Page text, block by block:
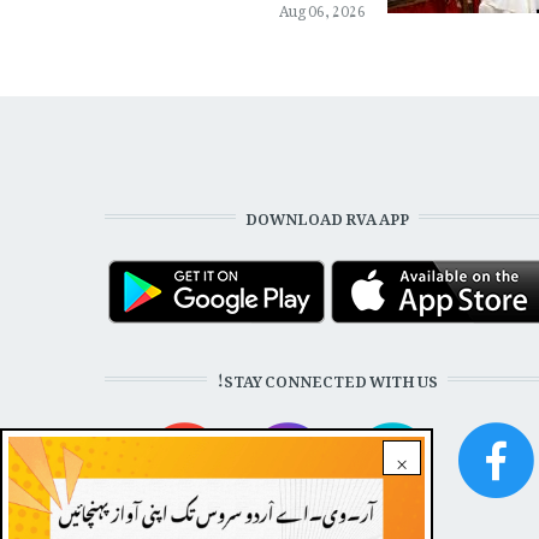
Aug 06, 2026
×
DOWNLOAD RVA APP
STAY CONNECTED WITH US!